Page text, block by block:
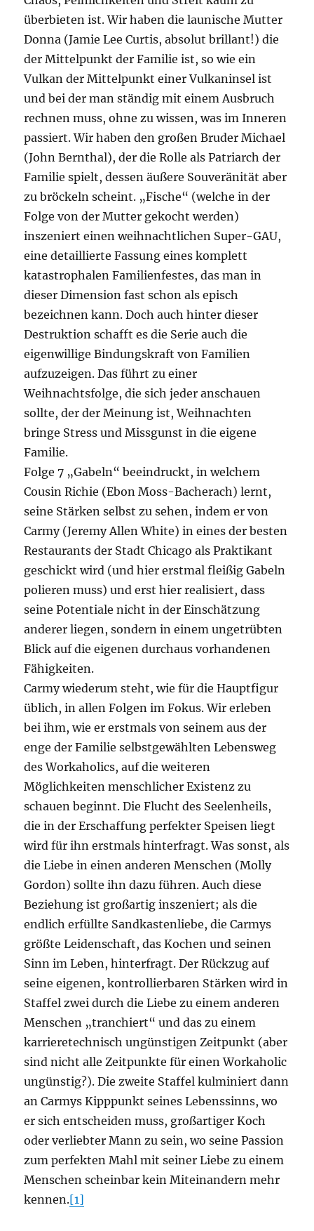
überbieten ist. Wir haben die launische Mutter
Donna (Jamie Lee Curtis, absolut brillant!) die
der Mittelpunkt der Familie ist, so wie ein
Vulkan der Mittelpunkt einer Vulkaninsel ist
und bei der man ständig mit einem Ausbruch
rechnen muss, ohne zu wissen, was im Inneren
passiert. Wir haben den großen Bruder Michael
(John Bernthal), der die Rolle als Patriarch der
Familie spielt, dessen äußere Souveränität aber
zu bröckeln scheint. „Fische“ (welche in der
Folge von der Mutter gekocht werden)
inszeniert einen weihnachtlichen Super-GAU,
eine detaillierte Fassung eines komplett
katastrophalen Familienfestes, das man in
dieser Dimension fast schon als episch
bezeichnen kann. Doch auch hinter dieser
Destruktion schafft es die Serie auch die
eigenwillige Bindungskraft von Familien
aufzuzeigen. Das führt zu einer
Weihnachtsfolge, die sich jeder anschauen
sollte, der der Meinung ist, Weihnachten
bringe Stress und Missgunst in die eigene
Familie.
Folge 7 „Gabeln“ beeindruckt, in welchem
Cousin Richie (Ebon Moss-Bacherach) lernt,
seine Stärken selbst zu sehen, indem er von
Carmy (Jeremy Allen White) in eines der besten
Restaurants der Stadt Chicago als Praktikant
geschickt wird (und hier erstmal fleißig Gabeln
polieren muss) und erst hier realisiert, dass
seine Potentiale nicht in der Einschätzung
anderer liegen, sondern in einem ungetrübten
Blick auf die eigenen durchaus vorhandenen
Fähigkeiten.
Carmy wiederum steht, wie für die Hauptfigur
üblich, in allen Folgen im Fokus. Wir erleben
bei ihm, wie er erstmals von seinem aus der
enge der Familie selbstgewählten Lebensweg
des Workaholics, auf die weiteren
Möglichkeiten menschlicher Existenz zu
schauen beginnt. Die Flucht des Seelenheils,
die in der Erschaffung perfekter Speisen liegt
wird für ihn erstmals hinterfragt. Was sonst, als
die Liebe in einen anderen Menschen (Molly
Gordon) sollte ihn dazu führen. Auch diese
Beziehung ist großartig inszeniert; als die
endlich erfüllte Sandkastenliebe, die Carmys
größte Leidenschaft, das Kochen und seinen
Sinn im Leben, hinterfragt. Der Rückzug auf
seine eigenen, kontrollierbaren Stärken wird in
Staffel zwei durch die Liebe zu einem anderen
Menschen „tranchiert“ und das zu einem
karrieretechnisch ungünstigen Zeitpunkt (aber
sind nicht alle Zeitpunkte für einen Workaholic
ungünstig?). Die zweite Staffel kulminiert dann
an Carmys Kipppunkt seines Lebenssinns, wo
er sich entscheiden muss, großartiger Koch
oder verliebter Mann zu sein, wo seine Passion
zum perfekten Mahl mit seiner Liebe zu einem
Menschen scheinbar kein Miteinandern mehr
kennen.[1]